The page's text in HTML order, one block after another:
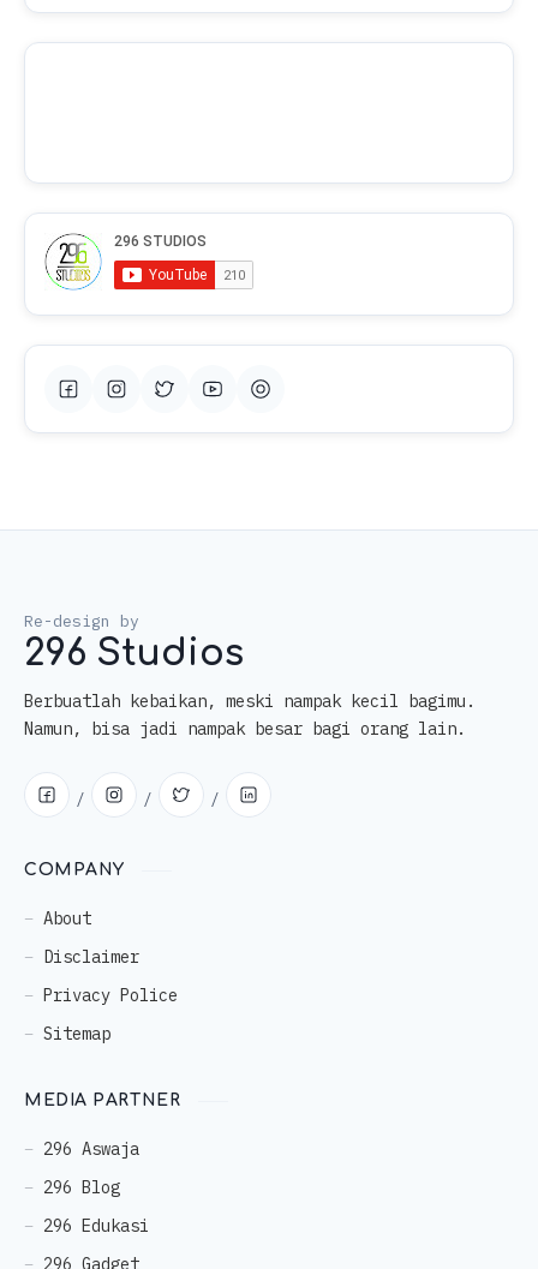
296 Studios
Berbuatlah kebaikan, meski nampak kecil bagimu.
Namun, bisa jadi nampak besar bagi orang lain.
COMPANY
About
Disclaimer
Privacy Police
Sitemap
MEDIA PARTNER
296 Aswaja
296 Blog
296 Edukasi